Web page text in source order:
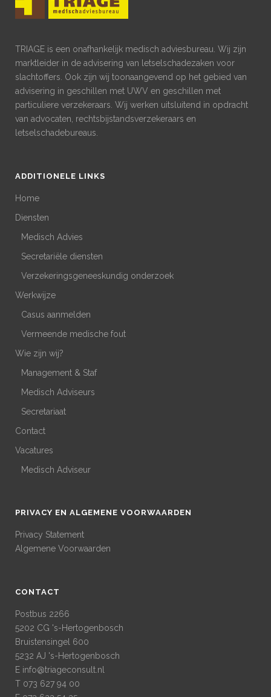
TRIAGE is een onafhankelijk medisch adviesbureau. Wij zijn
marktleider in de advisering van letselschadezaken voor
slachtoffers. Ook zijn wij toonaangevend op het gebied van
advisering in geschillen met UWV en geschillen met
particuliere verzekeraars. Wij werken uitsluitend in opdracht
van advocaten, rechtsbijstandsverzekeraars en
letselschadebureaus.
ADDITIONELE LINKS
Home
Diensten
Medisch Advies
Secretariële diensten
Verzekeringsgeneeskundig onderzoek
Werkwijze
Casus aanmelden
Vermeende medische fout
Wie zijn wij?
Management & Staf
Medisch Adviseurs
Secretariaat
Contact
Vacatures
Medisch Adviseur
PRIVACY EN ALGEMENE VOORWAARDEN
Privacy Statement
Algemene Voorwaarden
CONTACT
Postbus 2266
5202 CG 's-Hertogenbosch
Bruistensingel 600
5232 AJ 's-Hertogenbosch
E info@triageconsult.nl
T 073 627 94 00